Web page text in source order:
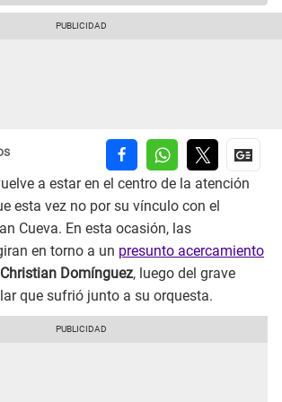
a estar en el centro de la atención
esta vez no por su vínculo con el
Cueva. En esta ocasión, las
en torno a un presunto acercamiento
Christian Domínguez, luego del grave
que sufrió junto a su orquesta.